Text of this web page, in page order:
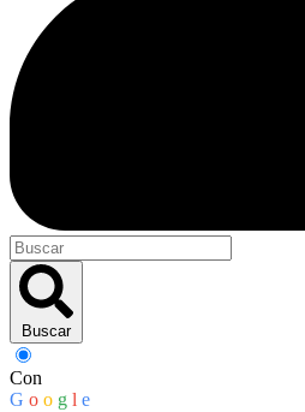
Buscar
Con
G o o g l e